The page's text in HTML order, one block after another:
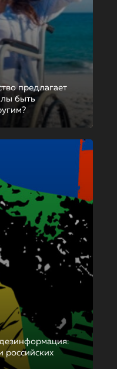
предлагает
быть
российских